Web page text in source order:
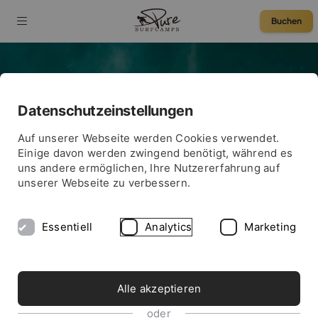
Buchen
Reisethemen
Datenschutzeinstellungen
Auf unserer Webseite werden Cookies verwendet.
Einige davon werden zwingend benötigt, während es
uns andere ermöglichen, Ihre Nutzererfahrung auf
unserer Webseite zu verbessern.
Essentiell Analytics Marketing
Alle akzeptieren
oder